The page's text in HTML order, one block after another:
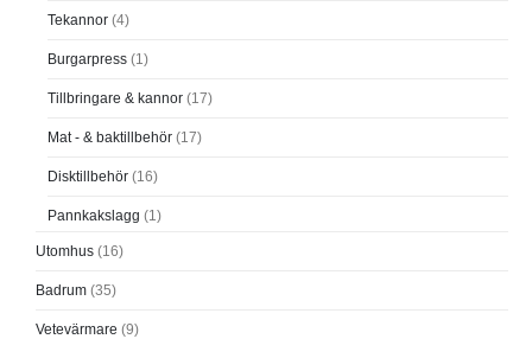
Tekannor (4)
Burgarpress (1)
Tillbringare & kannor (17)
Mat - & baktillbehör (17)
Disktillbehör (16)
Pannkakslagg (1)
Utomhus (16)
Badrum (35)
Vetevärmare (9)